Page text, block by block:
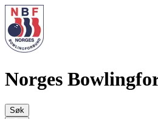
Norges
Søk